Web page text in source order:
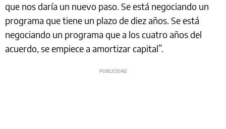
que nos daría un nuevo paso. Se está negociando un
programa que tiene un plazo de diez años. Se está
negociando un programa que a los cuatro años del
acuerdo, se empiece a amortizar capital”.